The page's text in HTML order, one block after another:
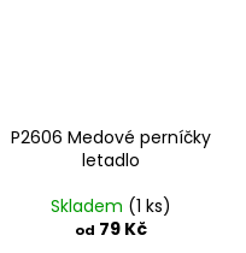
P2606 Medové perníčky
letadlo
Skladem (1 ks)
od 79 Kč